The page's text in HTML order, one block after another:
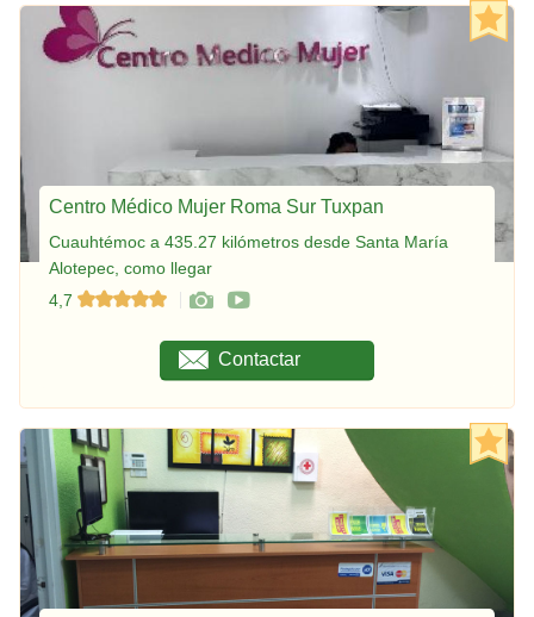
Centro Médico Mujer Roma Sur Tuxpan
Cuauhtémoc a 435.27 kilómetros desde Santa María
Alotepec, como llegar
4,7
Contactar